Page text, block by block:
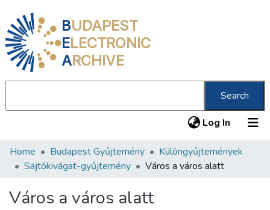
BUDAPEST
ELECTRONIC
ARCHIVE
Search
Log In (current)
Communities & Collections
Statistics
Home Budapest Gyűjtemény
Különgyűjtemények
Sajtókivágat-gyűjtemény
Város a város alatt
Város a város alatt